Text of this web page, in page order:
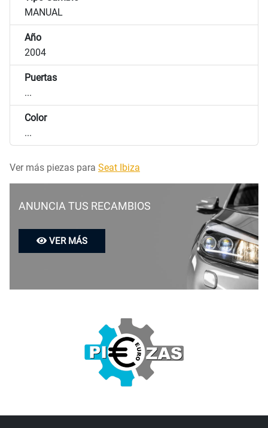
MANUAL
Año
2004
Puertas
...
Color
...
Ver más piezas para Seat Ibiza
ANUNCIA TUS RECAMBIOS
VER MÁS